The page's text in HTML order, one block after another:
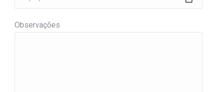
Observações